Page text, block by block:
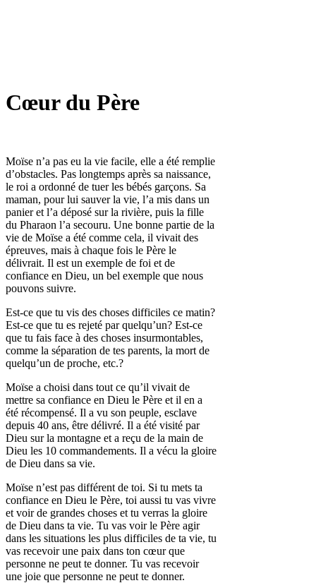
Cœur du Père
Moïse n’a pas eu la vie facile, elle a été remplie
d’obstacles. Pas longtemps après sa naissance,
le roi a ordonné de tuer les bébés garçons. Sa
maman, pour lui sauver la vie, l’a mis dans un
panier et l’a déposé sur la rivière, puis la fille
du Pharaon l’a secouru. Une bonne partie de la
vie de Moïse a été comme cela, il vivait des
épreuves, mais à chaque fois le Père le
délivrait. Il est un exemple de foi et de
confiance en Dieu, un bel exemple que nous
pouvons suivre.
Est-ce que tu vis des choses difficiles ce matin?
Est-ce que tu es rejeté par quelqu’un? Est-ce
que tu fais face à des choses insurmontables,
comme la séparation de tes parents, la mort de
quelqu’un de proche, etc.?
Moïse a choisi dans tout ce qu’il vivait de
mettre sa confiance en Dieu le Père et il en a
été récompensé. Il a vu son peuple, esclave
depuis 40 ans, être délivré. Il a été visité par
Dieu sur la montagne et a reçu de la main de
Dieu les 10 commandements. Il a vécu la gloire
de Dieu dans sa vie.
Moïse n’est pas différent de toi. Si tu mets ta
confiance en Dieu le Père, toi aussi tu vas vivre
et voir de grandes choses et tu verras la gloire
de Dieu dans ta vie. Tu vas voir le Père agir
dans les situations les plus difficiles de ta vie, tu
vas recevoir une paix dans ton cœur que
personne ne peut te donner. Tu vas recevoir
une joie que personne ne peut te donner.